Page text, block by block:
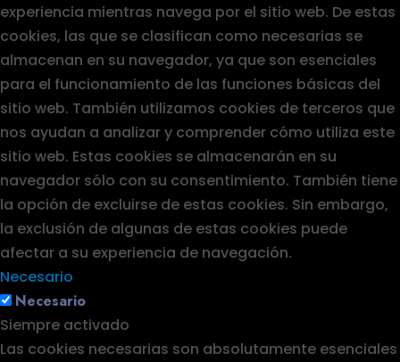
experiencia mientras navega por el sitio web. De estas
cookies, las que se clasifican como necesarias se
almacenan en su navegador, ya que son esenciales
para el funcionamiento de las funciones básicas del
sitio web. También utilizamos cookies de terceros que
nos ayudan a analizar y comprender cómo utiliza este
sitio web. Estas cookies se almacenarán en su
navegador sólo con su consentimiento. También tiene
la opción de excluirse de estas cookies. Sin embargo,
la exclusión de algunas de estas cookies puede
afectar a su experiencia de navegación.
Necesario
Necesario
Siempre activado
Las cookies necesarias son absolutamente esenciales